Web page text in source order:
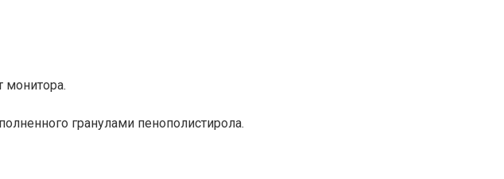
монитора.
гранулами пенополистирола.